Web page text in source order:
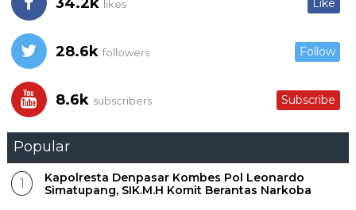
likes Like
28.6k followers Follow
8.6k subscribers Subscribe
Popular
Kapolresta Denpasar Kombes Pol Leonardo
Simatupang, SIK.M.H Komit Berantas Narkoba